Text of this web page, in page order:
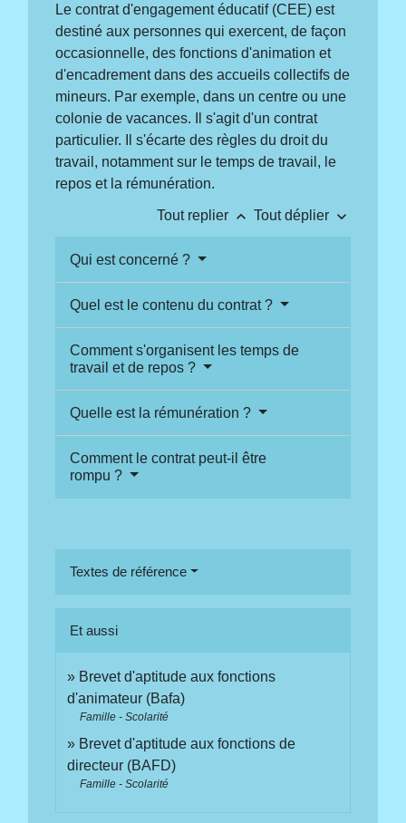
Le contrat d'engagement éducatif (CEE) est
destiné aux personnes qui exercent, de façon
occasionnelle, des fonctions d'animation et
d'encadrement dans des accueils collectifs de
mineurs. Par exemple, dans un centre ou une
colonie de vacances. Il s'agit d'un contrat
particulier. Il s'écarte des règles du droit du
travail, notamment sur le temps de travail, le
repos et la rémunération.
Tout replier keyboard_arrow_up Tout déplier keyboard_arrow_down
Qui est concerné ?
Quel est le contenu du contrat ?
Comment s'organisent les temps de
travail et de repos ?
Quelle est la rémunération ?
Comment le contrat peut-il être
rompu ?
Textes de référence
Et aussi
Brevet d'aptitude aux fonctions
d'animateur (Bafa)
Famille - Scolarité
Brevet d'aptitude aux fonctions de
directeur (BAFD)
Famille - Scolarité